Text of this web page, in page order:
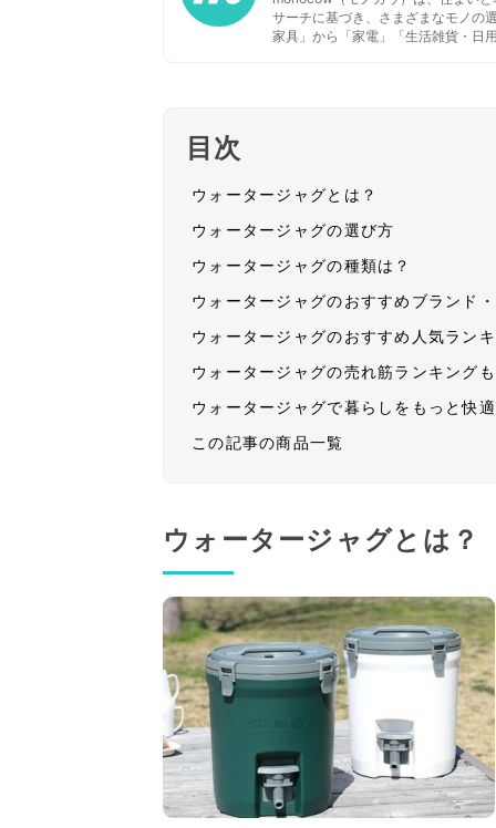
サーチに基づき、さまざまなモノの
家具」から「家電」「生活雑貨・日
目次
ウォータージャグとは？
ウォータージャグの選び方
ウォータージャグの種類は？
ウォータージャグのおすすめブランド
ウォータージャグのおすすめ人気ラ
ウォータージャグの売れ筋ランキング
ウォータージャグで暮らしをもっと快
この記事の商品一覧
ウォータージャグとは？